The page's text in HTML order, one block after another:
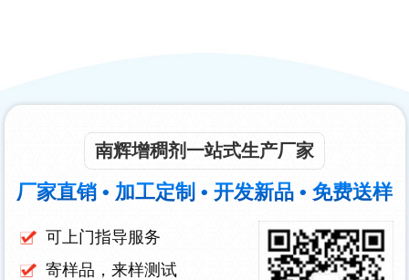
南辉增稠剂一站式生产厂家
厂家直销 • 加工定制 • 开发新品 • 免费送样
可上门指导服务
寄样品，来样测试